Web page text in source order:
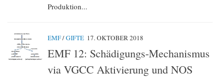
Produktion...
EMF/GIFTE 17. OKTOBER 2018
EMF 12: Schädigungs-Mechanismus
via VGCC Aktivierung und NOS